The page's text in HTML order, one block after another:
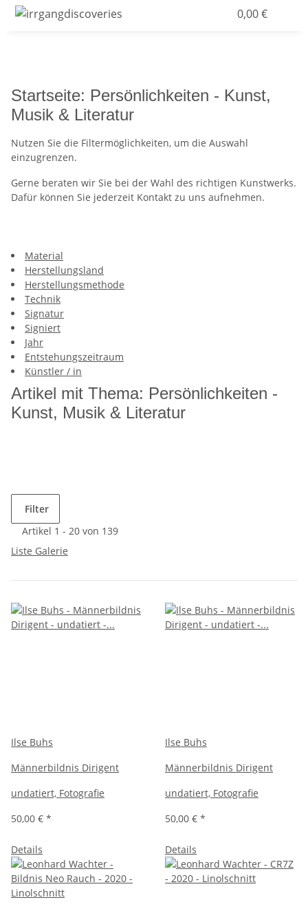
0,00 €
Startseite: Persönlichkeiten - Kunst,
Musik & Literatur
Nutzen Sie die Filtermöglichkeiten, um die Auswahl
einzugrenzen.
Gerne beraten wir Sie bei der Wahl des richtigen Kunstwerks.
Dafür können Sie jederzeit Kontakt zu uns aufnehmen.
Material
Herstellungsland
Herstellungsmethode
Technik
Signatur
Signiert
Jahr
Entstehungszeitraum
Künstler / in
Artikel mit Thema: Persönlichkeiten -
Kunst, Musik & Literatur
Filter
Artikel 1 - 20 von 139
Liste Galerie
Ilse Buhs
Männerbildnis Dirigent
undatiert, Fotografie
50,00 € *
Details
Ilse Buhs
Männerbildnis Dirigent
undatiert, Fotografie
50,00 € *
Details